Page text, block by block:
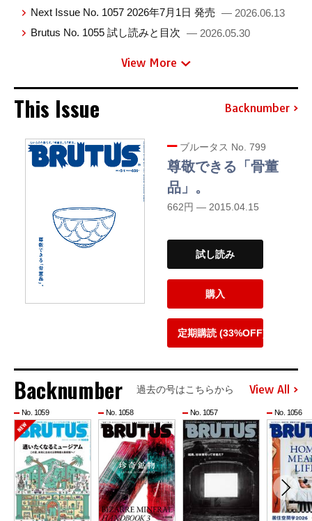
Next Issue No. 1057 2026年7月1日 発売 — 2026.06.13
Brutus No. 1055 試し読みと目次 — 2026.05.30
View More
This Issue Backnumber
ブルータス No. 799
尊敬できる「骨董
品」。
662円 — 2015.04.15
試し読み
購入
定期購読 (33%OFF)
Backnumber 過去の号はこちらから View All
No. 1059 No. 1058 No. 1057 No. 1056